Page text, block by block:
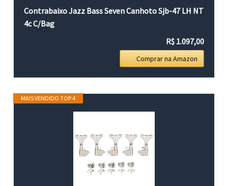
Contrabaixo Jazz Bass Seven Canhoto Sjb-47 LH NT
4c C/Bag
R$ 1.097,00
Comprar na Amazon
MAIS VENDIDO TOP 4